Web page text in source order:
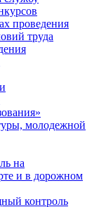
проведения
труда
молодежной
на
и в дорожном
контроль